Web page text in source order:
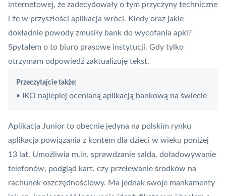
internetowej, że zadecydowały o tym przyczyny techniczne
i że w przyszłości aplikacja wróci. Kiedy oraz jakie
dokładnie powody zmusiły bank do wycofania apki?
Spytałem o to biuro prasowe instytucji. Gdy tylko
otrzymam odpowiedź zaktualizuję tekst.
Przeczytajcie także:
•
IKO najlepiej ocenianą aplikacją bankową na świecie
Aplikacja Junior to obecnie jedyna na polskim rynku
aplikacja powiązania z kontem dla dzieci w wieku poniżej
13 lat. Umożliwia m.in. sprawdzanie salda, doładowywanie
telefonów, podgląd kart, czy przelewanie środków na
rachunek oszczędnościowy. Ma jednak swoje mankamenty